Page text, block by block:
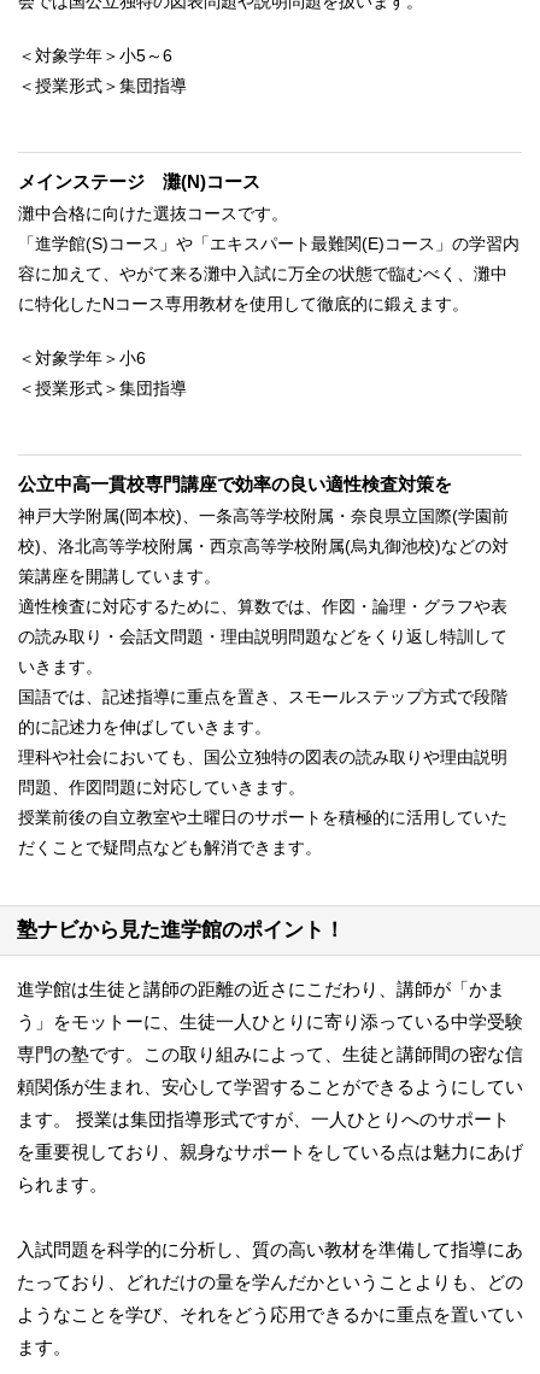
＜対象学年＞小5～6
＜授業形式＞集団指導
メインステージ 灘(N)コース
灘中合格に向けた選抜コースです。
「進学館(S)コース」や「エキスパート最難関(E)コース」の学習内
容に加えて、やがて来る灘中入試に万全の状態で臨むべく、灘中
に特化したNコース専用教材を使用して徹底的に鍛えます。
＜対象学年＞小6
＜授業形式＞集団指導
公立中高一貫校専門講座で効率の良い適性検査対策を
神戸大学附属(岡本校)、一条高等学校附属・奈良県立国際(学園前
校)、洛北高等学校附属・西京高等学校附属(烏丸御池校)などの対
策講座を開講しています。
適性検査に対応するために、算数では、作図・論理・グラフや表
の読み取り・会話文問題・理由説明問題などをくり返し特訓して
いきます。
国語では、記述指導に重点を置き、スモールステップ方式で段階
的に記述力を伸ばしていきます。
理科や社会においても、国公立独特の図表の読み取りや理由説明
問題、作図問題に対応していきます。
授業前後の自立教室や土曜日のサポートを積極的に活用していた
だくことで疑問点なども解消できます。
塾ナビから見た進学館のポイント！
進学館は生徒と講師の距離の近さにこだわり、講師が「かま
う」をモットーに、生徒一人ひとりに寄り添っている中学受験
専門の塾です。この取り組みによって、生徒と講師間の密な信
頼関係が生まれ、安心して学習することができるようにしてい
ます。 授業は集団指導形式ですが、一人ひとりへのサポート
を重要視しており、親身なサポートをしている点は魅力にあげ
られます。
入試問題を科学的に分析し、質の高い教材を準備して指導にあ
たっており、どれだけの量を学んだかということよりも、どの
ようなことを学び、それをどう応用できるかに重点を置いてい
ます。